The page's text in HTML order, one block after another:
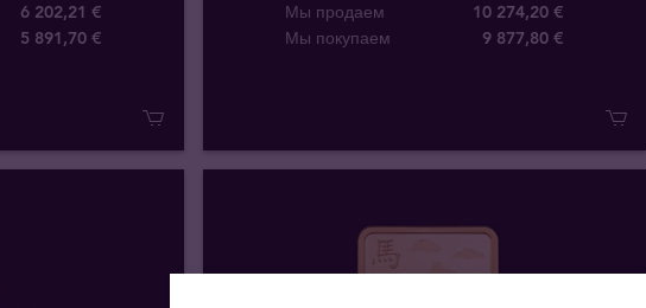
6 202,21 €
5 891,70 €
Мы продаем
10 274,20 €
Мы покупаем
9 877,80 €